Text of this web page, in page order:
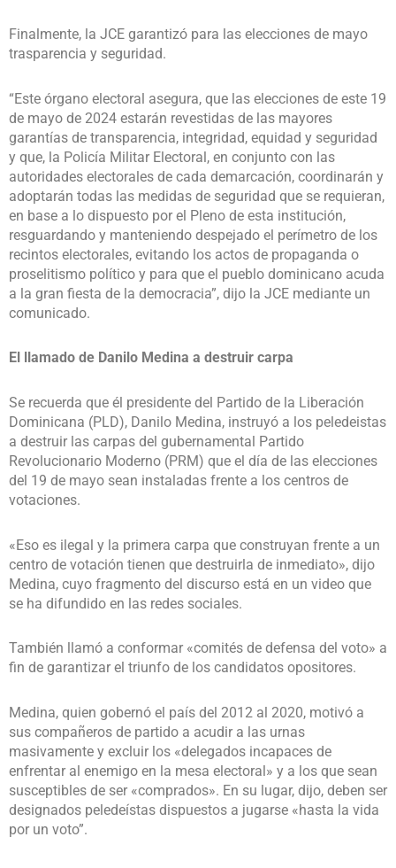
Finalmente, la JCE garantizó para las elecciones de mayo
trasparencia y seguridad.
“Este órgano electoral asegura, que las elecciones de este 19
de mayo de 2024 estarán revestidas de las mayores
garantías de transparencia, integridad, equidad y seguridad
y que, la Policía Militar Electoral, en conjunto con las
autoridades electorales de cada demarcación, coordinarán y
adoptarán todas las medidas de seguridad que se requieran,
en base a lo dispuesto por el Pleno de esta institución,
resguardando y manteniendo despejado el perímetro de los
recintos electorales, evitando los actos de propaganda o
proselitismo político y para que el pueblo dominicano acuda
a la gran fiesta de la democracia”, dijo la JCE mediante un
comunicado.
El llamado de Danilo Medina a destruir carpa
Se recuerda que él presidente del Partido de la Liberación
Dominicana (PLD), Danilo Medina, instruyó a los peledeistas
a destruir las carpas del gubernamental Partido
Revolucionario Moderno (PRM) que el día de las elecciones
del 19 de mayo sean instaladas frente a los centros de
votaciones.
«Eso es ilegal y la primera carpa que construyan frente a un
centro de votación tienen que destruirla de inmediato», dijo
Medina, cuyo fragmento del discurso está en un video que
se ha difundido en las redes sociales.
También llamó a conformar «comités de defensa del voto» a
fin de garantizar el triunfo de los candidatos opositores.
Medina, quien gobernó el país del 2012 al 2020, motivó a
sus compañeros de partido a acudir a las urnas
masivamente y excluir los «delegados incapaces de
enfrentar al enemigo en la mesa electoral» y a los que sean
susceptibles de ser «comprados». En su lugar, dijo, deben ser
designados peledeístas dispuestos a jugarse «hasta la vida
por un voto”.